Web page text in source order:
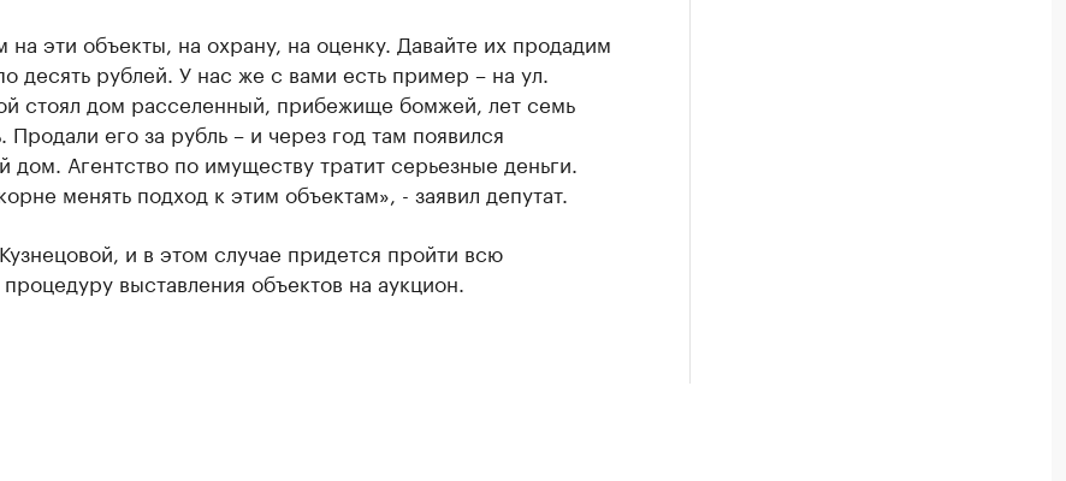
на эти объекты, на охрану, на оценку. Давайте их продадим
десять рублей. У нас же с вами есть пример – на ул.
стоял дом расселенный, прибежище бомжей, лет семь
Продали его за рубль – и через год там появился
дом. Агентство по имуществу тратит серьезные деньги.
менять подход к этим объектам», - заявил депутат.
и в этом случае придется пройти всю
выставления объектов на аукцион.